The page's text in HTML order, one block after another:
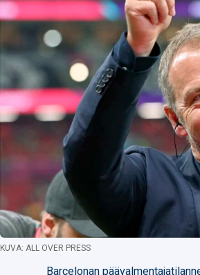
KUVA: ALL OVER PRESS
Barcelonan